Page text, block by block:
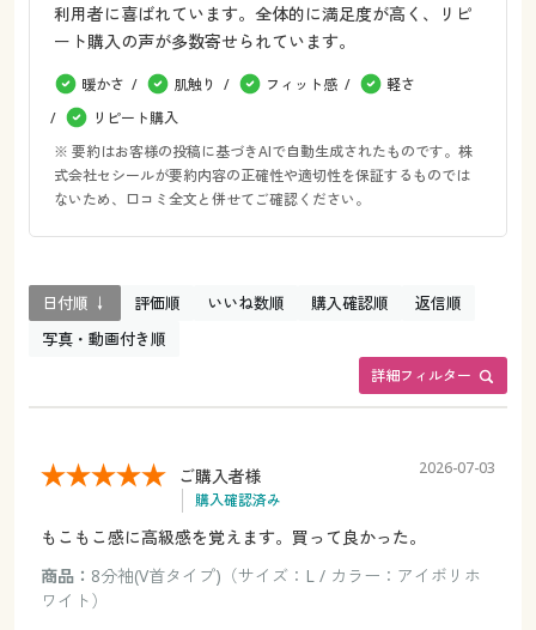
利用者に喜ばれています。全体的に満足度が高く、リピ
ート購入の声が多数寄せられています。
暖かさ 肌触り フィット感
軽さ
リピート購入
※ 要約はお客様の投稿に基づきAIで自動生成されたものです。株
式会社セシールが要約内容の正確性や適切性を保証するものでは
ないため、口コミ全文と併せてご確認ください。
詳細フィルター
日付順 ↓ 評価順 いいね数順 購入確認順
返信順
写真・動画付き順
ご購入者様
購入確認済み
2026-07-03
もこもこ感に高級感を覚えます。買って良かった。
商品： 8分袖(V首タイプ)（サイズ：L / カラー：アイボリホ
ワイト）